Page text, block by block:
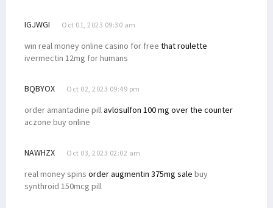
IGJWGI Oct 01, 2023 09:30 am
win real money online casino for free that roulette
ivermectin 12mg for humans
BQBYOX Oct 02, 2023 09:49 pm
order amantadine pillavlosulfon 100 mg over the counter
aczone buy online
NAWHZX Oct 03, 2023 02:02 am
real money spins order augmentin 375mg sale buy
synthroid 150mcg pill